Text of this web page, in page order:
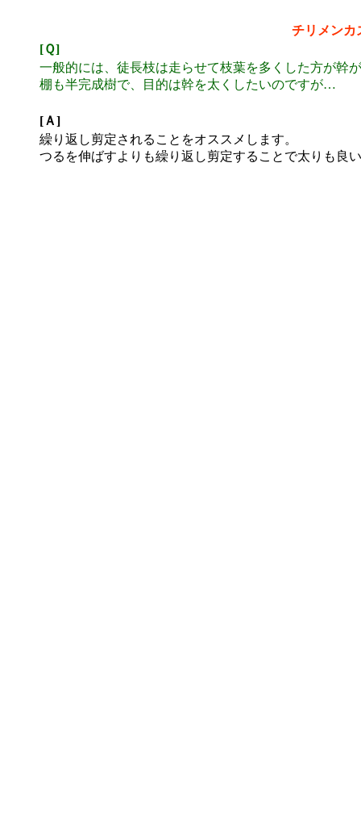
チリメンカ
[Ｑ]
一般的には、徒長枝は走らせて枝葉を多くした方が幹
棚も半完成樹で、目的は幹を太くしたいのですが…
[Ａ]
繰り返し剪定されることをオススメします。
つるを伸ばすよりも繰り返し剪定することで太りも良